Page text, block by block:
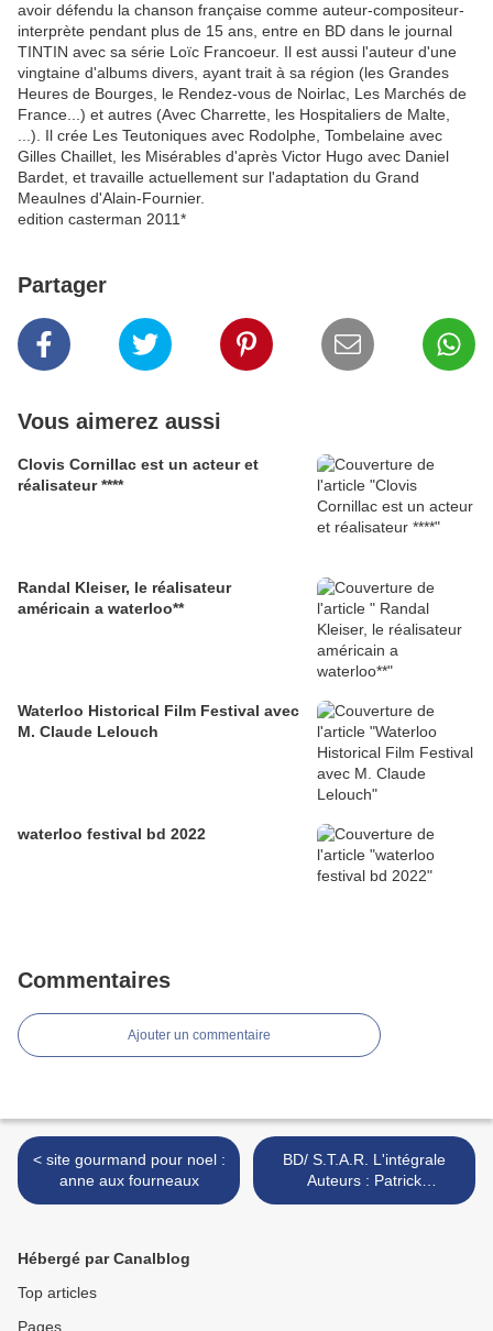
avoir défendu la chanson française comme auteur-compositeur-
interprète pendant plus de 15 ans, entre en BD dans le journal
TINTIN avec sa série Loïc Francoeur. Il est aussi l'auteur d'une
vingtaine d'albums divers, ayant trait à sa région (les Grandes
Heures de Bourges, le Rendez-vous de Noirlac, Les Marchés de
France...) et autres (Avec Charrette, les Hospitaliers de Malte,
...). Il crée Les Teutoniques avec Rodolphe, Tombelaine avec
Gilles Chaillet, les Misérables d'après Victor Hugo avec Daniel
Bardet, et travaille actuellement sur l'adaptation du Grand
Meaulnes d'Alain-Fournier.
edition casterman 2011*
Partager
Vous aimerez aussi
Clovis Cornillac est un acteur et
réalisateur ****
Randal Kleiser, le réalisateur
américain a waterloo**
Waterloo Historical Film Festival avec
M. Claude Lelouch
waterloo festival bd 2022
Commentaires
Ajouter un commentaire
< site gourmand pour noel :
anne aux fourneaux
BD/ S.T.A.R. L'intégrale
Auteurs : Patrick
Delperdange, Thierry
Hébergé par Canalblog
Top articles
Pages